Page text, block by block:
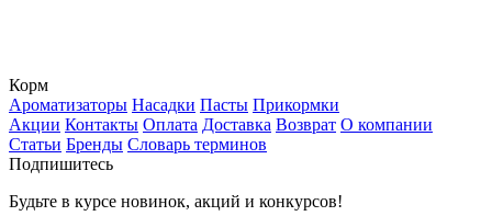
Корм
Ароматизаторы Насадки Пасты Прикормки
Акции Контакты Оплата Доставка Возврат О компании
Статьи Бренды Словарь терминов
Подпишитесь
Будьте в курсе новинок, акций и конкурсов!